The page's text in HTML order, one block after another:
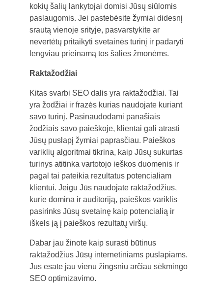
kokių šalių lankytojai domisi Jūsų siūlomis
paslaugomis. Jei pastebėsite žymiai didesnį
srautą vienoje srityje, pasvarstykite ar
nevertėtų pritaikyti svetainės turinį ir padaryti
lengviau prieinamą tos šalies žmonėms.
Raktažodžiai
Kitas svarbi SEO dalis yra raktažodžiai. Tai
yra žodžiai ir frazės kurias naudojate kuriant
savo turinį. Pasinaudodami panašiais
žodžiais savo paieškoje, klientai gali atrasti
Jūsų puslapį žymiai paprasčiau. Paieškos
variklių algoritmai tikrina, kaip Jūsų sukurtas
turinys atitinka vartotojo ieškos duomenis ir
pagal tai pateikia rezultatus potencialiam
klientui. Jeigu Jūs naudojate raktažodžius,
kurie domina ir auditoriją, paieškos variklis
pasirinks Jūsų svetainę kaip potencialią ir
iškels ją į paieškos rezultatų viršų.
Dabar jau žinote kaip surasti būtinus
raktažodžius Jūsų internetiniams puslapiams.
Jūs esate jau vienu žingsniu arčiau sėkmingo
SEO optimizavimo.